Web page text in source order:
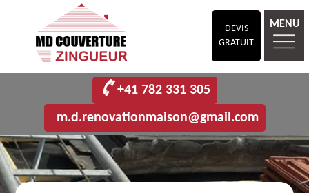
DEVIS
GRATUIT
MENU
+41 782 331 305
m.d.renovationmaison@gmail.com